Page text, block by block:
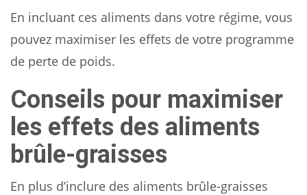
En incluant ces aliments dans votre régime, vous
pouvez maximiser les effets de votre programme
de perte de poids.
Conseils pour maximiser
les effets des aliments
brûle-graisses
En plus d’inclure des aliments brûle-graisses